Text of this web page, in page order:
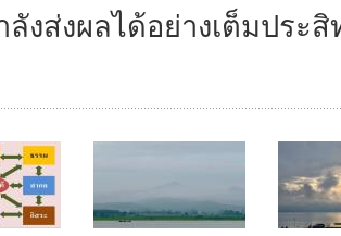
ลังส่งผลได้อย่างเต็มประ